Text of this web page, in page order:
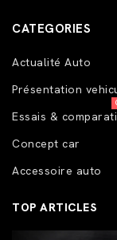
CATEGORIES
Actualité Auto
Présentation
Essais &
Concept car
Accessoire auto
TOP ARTICLES